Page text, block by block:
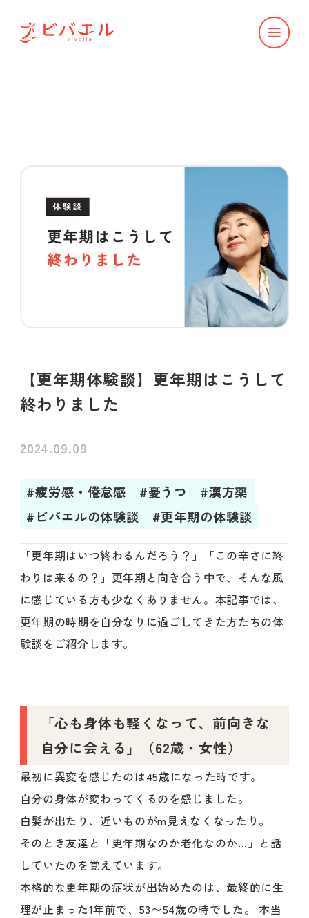
【更年期体験談】更年期はこうして
終わりました
2024.09.09
#疲労感・倦怠感 #憂うつ
#漢方薬
#ビバエルの体験談
#更年期の体験談
「更年期はいつ終わるんだろう？」「この辛さに終
わりは来るの？」更年期と向き合う中で、そんな風
に感じている方も少なくありません。本記事では、
更年期の時期を自分なりに過ごしてきた方たちの体
験談をご紹介します。
「心も身体も軽くなって、前向きな
自分に会える」（62歳・女性）
最初に異変を感じたのは45歳になった時です。
自分の身体が変わってくるのを感じました。
白髪が出たり、近いものがm見えなくなったり。
そのとき友達と「更年期なのか老化なのか...」と話
していたのを覚えています。
本格的な更年期の症状が出始めたのは、最終的に生
理が止まった1年前で、53〜54歳の時でした。 本当